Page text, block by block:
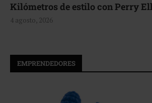
Kilómetros de estilo con Perry Ellis
4 agosto, 2026
EMPRENDEDORES